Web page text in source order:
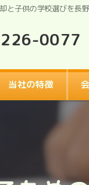
と子供の学校選びを長
0077
当社の特徴
戸建て